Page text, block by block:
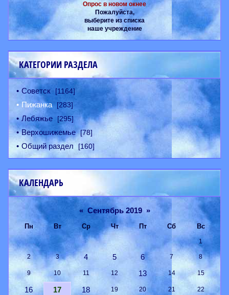
Опрос в новом окнее
Пожалуйста,
выберите из списка
наше учреждение
КАТЕГОРИИ РАЗДЕЛА
Советск [1164]
Пижанка [283]
Лебяжье [295]
Верхошижемье [78]
Общий раздел [160]
КАЛЕНДАРЬ
« Сентябрь 2019 »
Пн Вт Ср Чт Пт Сб Вс
1
2 3 4 5 6 7 8
9 10 11 12 13 14 15
16 17 18 19 20 21 22